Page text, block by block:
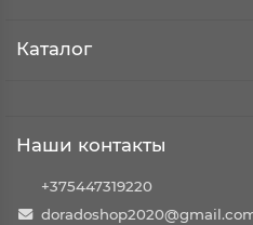
Каталог
Наши контакты
+375447319220